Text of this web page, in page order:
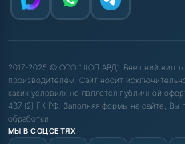
2017-2025 © ООО "ШОП АВД". Внешний вид
производителем. Сайт носит
каких условиях не является публичной
437 (2) ГК РФ. Заполняя формы на сайте, Вы
обработки.
МЫ В СОЦСЕТЯХ